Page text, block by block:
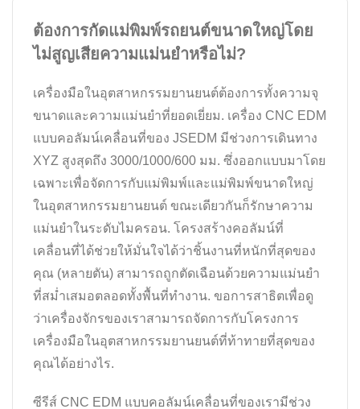
ต้องการกัดแม่พิมพ์รถยนต์ขนาดใหญ่โดย
ไม่สูญเสียความแม่นยำหรือไม่?
เครื่องมือในอุตสาหกรรมยานยนต์ต้องการทั้งความจุ
ขนาดและความแม่นยำที่ยอดเยี่ยม. เครื่อง CNC EDM
แบบคอลัมน์เคลื่อนที่ของ JSEDM มีช่วงการเดินทาง
XYZ สูงสุดถึง 3000/1000/600 มม. ซึ่งออกแบบมาโดย
เฉพาะเพื่อจัดการกับแม่พิมพ์และแม่พิมพ์ขนาดใหญ่
ในอุตสาหกรรมยานยนต์ ขณะเดียวกันก็รักษาความ
แม่นยำในระดับไมครอน. โครงสร้างคอลัมน์ที่
เคลื่อนที่ได้ช่วยให้มั่นใจได้ว่าชิ้นงานที่หนักที่สุดของ
คุณ (หลายตัน) สามารถถูกตัดเฉือนด้วยความแม่นยำ
ที่สม่ำเสมอตลอดทั้งพื้นที่ทำงาน. ขอการสาธิตเพื่อดู
ว่าเครื่องจักรของเราสามารถจัดการกับโครงการ
เครื่องมือในอุตสาหกรรมยานยนต์ที่ท้าทายที่สุดของ
คุณได้อย่างไร.
ซีรีส์ CNC EDM แบบคอลัมน์เคลื่อนที่ของเรามีช่วง